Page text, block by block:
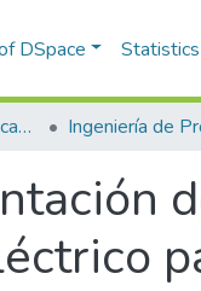
DSpace Statistics
Escuela de Ciencias Aplicadas e Ingeniería